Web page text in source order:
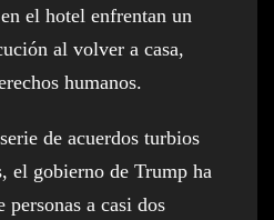
el hotel enfrentan un
al volver a casa,
humanos.
de acuerdos turbios
el gobierno de Trump ha
personas a casi dos